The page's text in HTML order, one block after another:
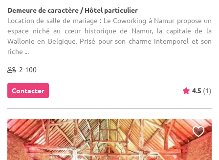
Demeure de caractère / Hôtel particulier
Location de salle de mariage : Le Coworking à Namur propose un
espace niché au cœur historique de Namur, la capitale de la
Wallonie en Belgique. Prisé pour son charme intemporel et son
riche ...
2-100
Contacter 4.5 (1)